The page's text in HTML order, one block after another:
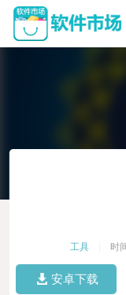
工具 时
安卓下载